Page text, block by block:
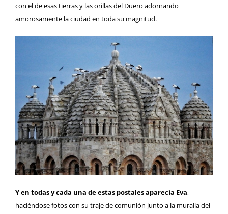
con el de esas tierras y las orillas del Duero adornando
amorosamente la ciudad en toda su magnitud.
Y en todas y cada una de estas postales aparecía Eva,
haciéndose fotos con su traje de comunión junto a la muralla del